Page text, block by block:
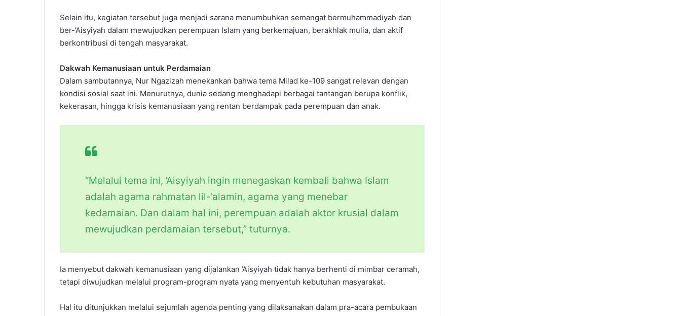
Selain itu, kegiatan tersebut juga menjadi sarana menumbuhkan semangat bermuhammadiyah dan
ber-’Aisyiyah dalam mewujudkan perempuan Islam yang berkemajuan, berakhlak mulia, dan aktif
berkontribusi di tengah masyarakat.
Dakwah Kemanusiaan untuk Perdamaian
Dalam sambutannya, Nur Ngazizah menekankan bahwa tema Milad ke-109 sangat relevan dengan
kondisi sosial saat ini. Menurutnya, dunia sedang menghadapi berbagai tantangan berupa konflik,
kekerasan, hingga krisis kemanusiaan yang rentan berdampak pada perempuan dan anak.
“Melalui tema ini, ’Aisyiyah ingin menegaskan kembali bahwa Islam
adalah agama rahmatan lil-‘alamin, agama yang menebar
kedamaian. Dan dalam hal ini, perempuan adalah aktor krusial dalam
mewujudkan perdamaian tersebut,” tuturnya.
Ia menyebut dakwah kemanusiaan yang dijalankan ’Aisyiyah tidak hanya berhenti di mimbar ceramah,
tetapi diwujudkan melalui program-program nyata yang menyentuh kebutuhan masyarakat.
Hal itu ditunjukkan melalui sejumlah agenda penting yang dilaksanakan dalam pra-acara pembukaan